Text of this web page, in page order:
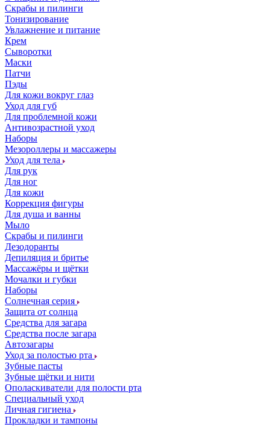
Скрабы и пилинги
Тонизирование
Увлажнение и питание
Крем
Сыворотки
Маски
Патчи
Пэды
Для кожи вокруг глаз
Уход для губ
Для проблемной кожи
Антивозрастной уход
Наборы
Мезороллеры и массажеры
Уход для тела
Для рук
Для ног
Для кожи
Коррекция фигуры
Для душа и ванны
Мыло
Скрабы и пилинги
Дезодоранты
Депиляция и бритье
Массажёры и щётки
Мочалки и губки
Наборы
Солнечная серия
Защита от солнца
Средства для загара
Средства после загара
Автозагары
Уход за полостью рта
Зубные пасты
Зубные щётки и нити
Ополаскиватели для полости рта
Специальный уход
Личная гигиена
Прокладки и тампоны